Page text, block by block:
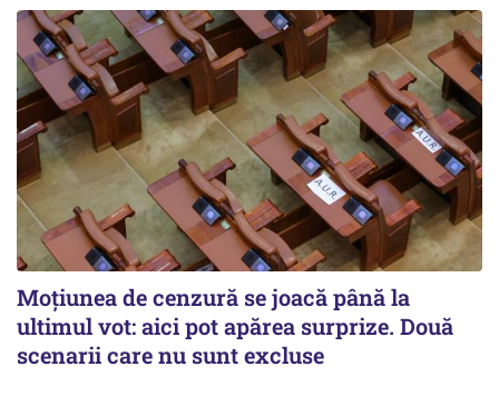
Moțiunea de cenzură se joacă până la
ultimul vot: aici pot apărea surprize. Două
scenarii care nu sunt excluse